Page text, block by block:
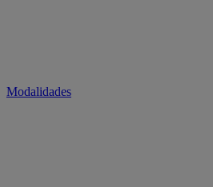
Modalidades